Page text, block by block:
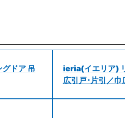
ドア 吊
ieria(イエリア)
広引戸･片引／巾